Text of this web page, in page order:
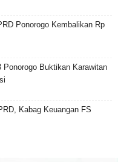
Ponorogo Kembalikan Rp
Buktikan Karawitan
Kabag Keuangan FS